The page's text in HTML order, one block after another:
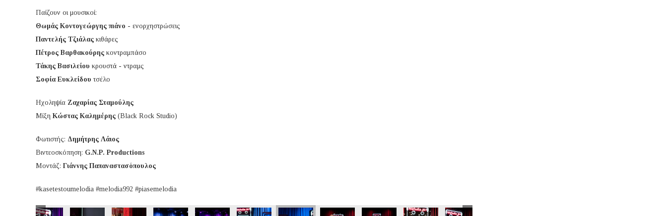
Παίζουν οι μουσικοί:
Θωμάς Κοντογεώργης πιάνο - ενορχηστρώσεις
Παντελής Τζιάλας κιθάρες
Πέτρος Βαρθακούρης κοντραμπάσο
Τάκης Βασιλείου κρουστά - ντραμς
Σοφία Ευκλείδου τσέλο
Ηχοληψία Ζαχαρίας Σταμούλης
Μίξη Κώστας Καλημέρης (Black Rock Studio)
Φωτιστής: Δημήτρης Λάιος
Βιντεοσκόπηση: G.N.P. Productions
Μοντάζ: Γιάννης Παπαναστασόπουλος
#kasetestoumelodia #melodia992 #piasemelodia